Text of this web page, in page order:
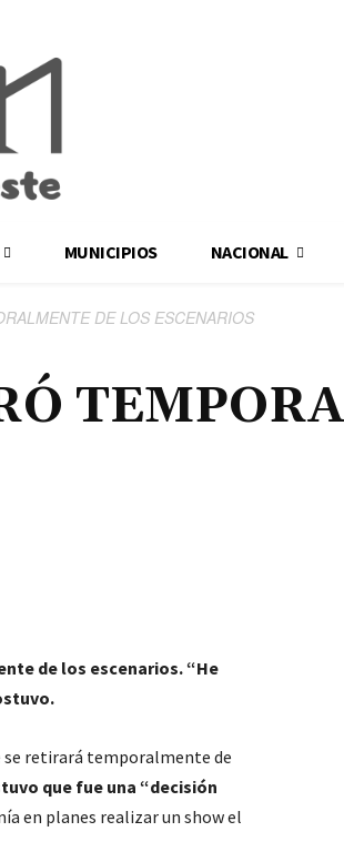
MUNICIPIOS NACIONAL
DE LOS ESCENARIOS
de los escenarios. “He
se retirará temporalmente de
que fue una “decisión
en planes realizar un show el